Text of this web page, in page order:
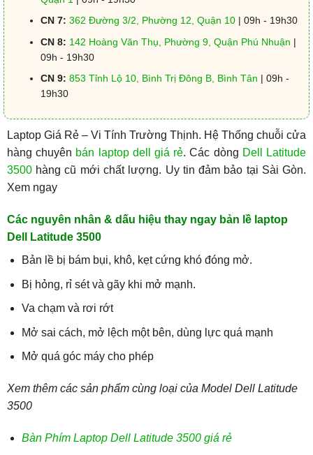
CN 7: 362 Đường 3/2, Phường 12, Quận 10| 09h - 19h30
CN 8: 142 Hoàng Văn Thụ, Phường 9, Quận Phú Nhuận |
09h - 19h30
CN 9: 853 Tỉnh Lộ 10, Bình Trị Đông B, Bình Tân | 09h -
19h30
Laptop Giá Rẻ – Vi Tính Trường Thịnh. Hệ Thống chuỗi cửa
hàng chuyên bán laptop dell giá rẻ. Các dòng Dell Latitude
3500hàng cũ mới chất lượng. Uy tin đảm bảo tại Sài Gòn.
Xem ngay
Các nguyên nhân & dấu hiệu thay ngay bản lề laptop
Dell Latitude 3500
Bản lề bị bám bụi, khô, kẹt cứng khó đóng mở.
Bị hỏng, rỉ sét và gãy khi mở mạnh.
Va chạm và rơi rớt
Mở sai cách, mở lệch một bên, dùng lực quá mạnh
Mở quá góc máy cho phép
Xem thêm các sản phẩm cùng loại của Model Dell Latitude
3500
Bàn Phím Laptop Dell Latitude 3500 giá rẻ